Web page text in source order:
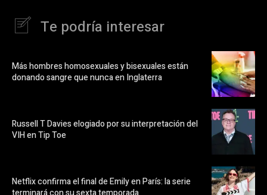
Te podría interesar
Más hombres homosexuales y bisexuales están
donando sangre que nunca en Inglaterra
Russell T Davies elogiado por su interpretación del
VIH en Tip Toe
Netflix confirma el final de Emily en París: la serie